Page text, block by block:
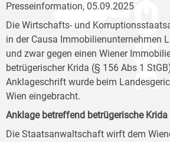
Presseinformation, 05.09.2025
Die Wirtschafts- und
in der Causa Immobilienunternehmen
und zwar gegen einen Wiener
betrügerischer Krida (§ 156 Abs 1
Anklageschrift wurde beim
Wien eingebracht.
Anklage betreffend betrügerische Krida
Die Staatsanwaltschaft wirft dem